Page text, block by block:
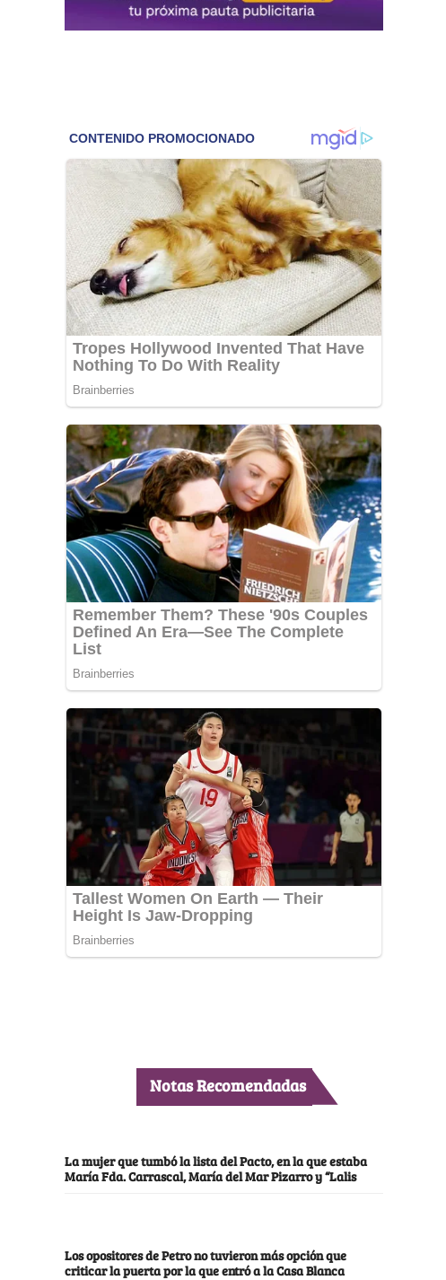
Notas Recomendadas
La mujer que tumbó la lista del Pacto, en la que estaba
María Fda. Carrascal, María del Mar Pizarro y “Lalis
Los opositores de Petro no tuvieron más opción que
criticar la puerta por la que entró a la Casa Blanca